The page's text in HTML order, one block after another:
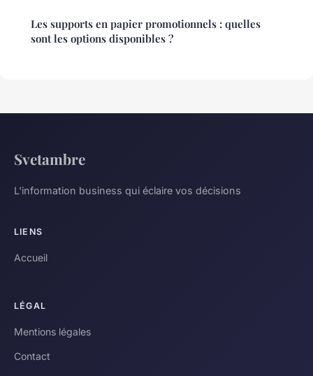
Les supports en papier promotionnels : quelles
sont les options disponibles ?
Svetambre
L'information business qui éclaire vos décisions
LIENS
Accueil
LÉGAL
Mentions légales
Contact